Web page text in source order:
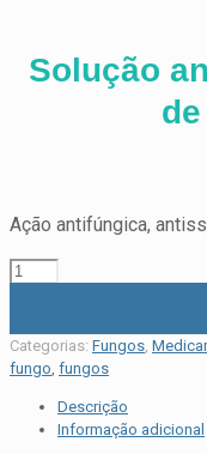
Solução
Ação antifúngica,
Solução
óleo
de
melaleuca
quantidade
Categorias: Fungos
fungo fungos
Descrição
Informação adicional